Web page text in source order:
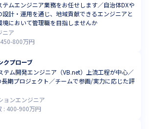
テムエンジニア業務をお任せします／自治体DXや
設計・運用を通じ、地域貢献できるエンジニアと
境において管理職を目指しませんか
ニア
450-800万円
クプローブ
テム開発エンジニア（VB.net）上流工程が中心／
長期プロジェクト／チームで参画/実力に応じた評
ョンエンジニア
: 400-900万円